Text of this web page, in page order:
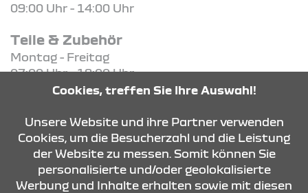
09:00 Uhr - 14:00 Uhr
Teile & Zubehör
Montag - Freitag
07:00 Uhr - 18:00 Uhr
KONTAKT & ANFAHRT
ÖFFNUNGSZEITEN
Cookies, treffen Sie Ihre Auswahl!
Unsere Website und ihre Partner verwenden
Cookies, um die Besucherzahl und die Leistung
der Website zu messen. Somit können Sie
personalisierte und/oder geolokalisierte
Werbung und Inhalte erhalten sowie mit diesen